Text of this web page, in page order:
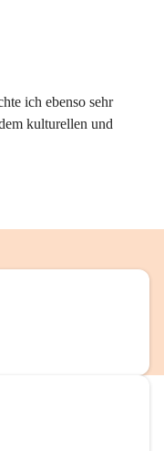
ich ebenso sehr
kulturellen und